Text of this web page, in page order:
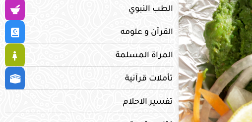
الطب النبوي
القرآن و علومه
المراة المسلمة
تأملات قرآنية
تفسير الاحلام